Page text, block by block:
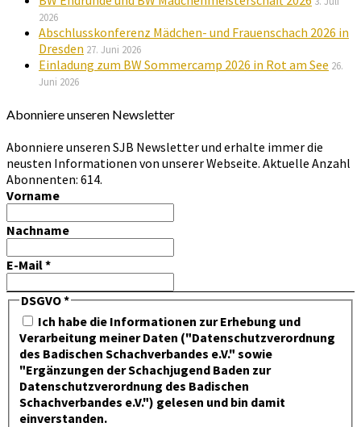
2026
Abschlusskonferenz Mädchen- und Frauenschach 2026 in
Dresden 27. Juni 2026
Einladung zum BW Sommercamp 2026 in Rot am See 26.
Juni 2026
Abonniere unseren Newsletter
Abonniere unseren SJB Newsletter und erhalte immer die
neusten Informationen von unserer Webseite. Aktuelle Anzahl
Abonnenten: 614.
Vorname
Nachname
E-Mail*
DSGVO*
Ich habe die Informationen zur Erhebung und
Verarbeitung meiner Daten ("Datenschutzverordnung
des Badischen Schachverbandes e.V." sowie
"Ergänzungen der Schachjugend Baden zur
Datenschutzverordnung des Badischen
Schachverbandes e.V.") gelesen und bin damit
einverstanden.